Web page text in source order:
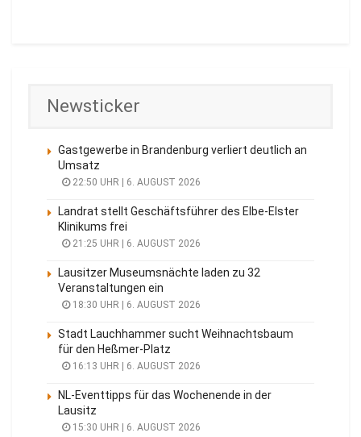
Newsticker
Gastgewerbe in Brandenburg verliert deutlich an
Umsatz
22:50 UHR | 6. AUGUST 2026
Landrat stellt Geschäftsführer des Elbe-Elster
Klinikums frei
21:25 UHR | 6. AUGUST 2026
Lausitzer Museumsnächte laden zu 32
Veranstaltungen ein
18:30 UHR | 6. AUGUST 2026
Stadt Lauchhammer sucht Weihnachtsbaum
für den Heßmer-Platz
16:13 UHR | 6. AUGUST 2026
NL-Eventtipps für das Wochenende in der
Lausitz
15:30 UHR | 6. AUGUST 2026